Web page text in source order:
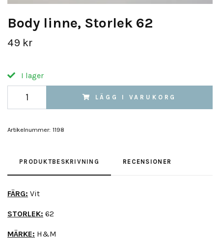
Body linne, Storlek 62
49 kr
I lager
LÄGG I VARUKORG
Artikelnummer: 1198
PRODUKTBESKRIVNING RECENSIONER
FÄRG: Vit
STORLEK: 62
MÄRKE: H&M